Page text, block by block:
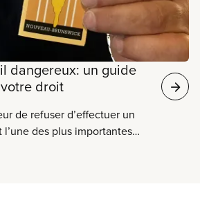
dangereux: un guide
droit
de refuser d’effectuer un
des plus importantes